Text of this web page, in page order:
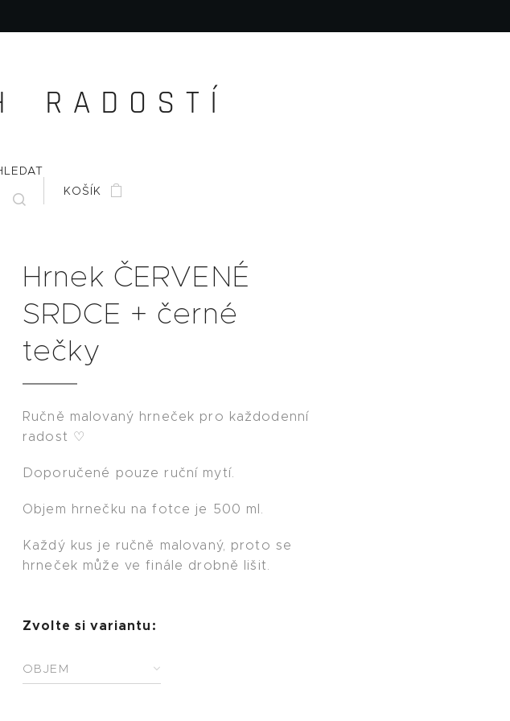
R A D O S T Í
KOŠÍK
Hrnek ČERVENÉ
SRDCE + černé
tečky
Ručně malovaný hrneček pro každodenní
radost ♡
Doporučené pouze ruční mytí.
Objem hrnečku na fotce je 500 ml.
Každý kus je ručně malovaný, proto se
hrneček může ve finále drobně lišit.
Zvolte si variantu:
OBJEM